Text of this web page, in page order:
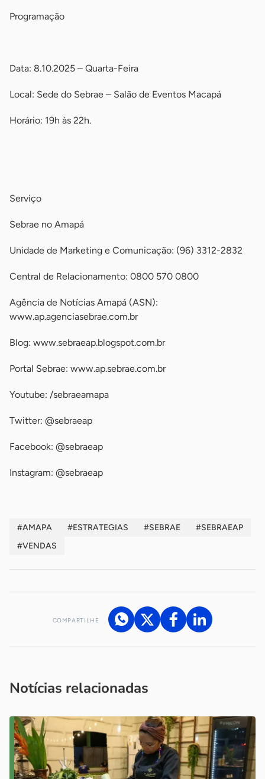
Programação
Data: 8.10.2025 – Quarta-Feira
Local: Sede do Sebrae – Salão de Eventos Macapá
Horário: 19h às 22h.
Serviço
Sebrae no Amapá
Unidade de Marketing e Comunicação: (96) 3312-2832
Central de Relacionamento: 0800 570 0800
Agência de Notícias Amapá (ASN):
www.ap.agenciasebrae.com.br
Blog: www.sebraeap.blogspot.com.br
Portal Sebrae: www.ap.sebrae.com.br
Youtube: /sebraeamapa
Twitter: @sebraeap
Facebook: @sebraeap
Instagram: @sebraeap
#AMAPA #ESTRATEGIAS #SEBRAE
#SEBRAEAP
#VENDAS
COMPARTILHE
Notícias relacionadas